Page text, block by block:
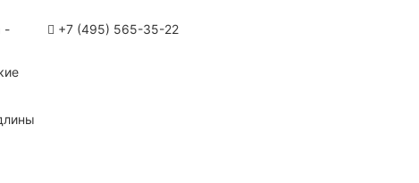
- +7 (495) 565-35-22